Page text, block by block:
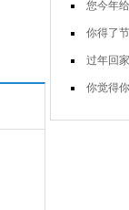
您今年给亲朋好友拜年通过什么渠道
你得了节后上班综合症吗
过年回家，你父母逼你结婚了吗
你觉得你过年回家会胖吗